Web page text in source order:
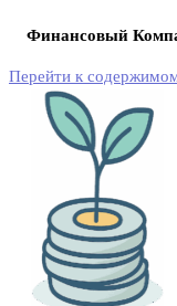
Финансовый
Перейти к